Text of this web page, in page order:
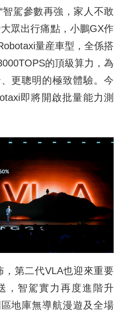
駕參數再強，家人不敢
眾出行痛點，小鵬GX作
量産車型，全係搭
的頂級算力，為
更聰明的極致體驗。今
即將開啟批量能力測
第二代VLA也迎來重要
，智駕實力再度進階升
地庫無導航漫遊及全場